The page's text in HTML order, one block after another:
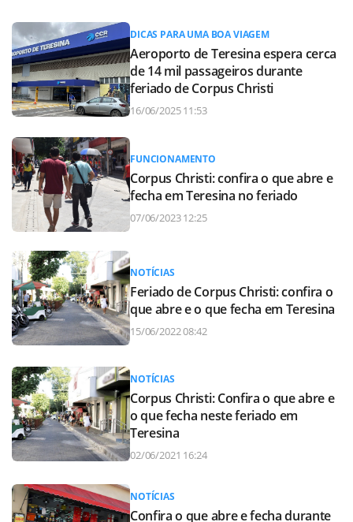
DICAS PARA UMA BOA VIAGEM
Aeroporto de Teresina espera cerca
de 14 mil passageiros durante
feriado de Corpus Christi
16/06/2025 11:53
FUNCIONAMENTO
Corpus Christi: confira o que abre e
fecha em Teresina no feriado
07/06/2023 12:25
NOTÍCIAS
Feriado de Corpus Christi: confira o
que abre e o que fecha em Teresina
15/06/2022 08:42
NOTÍCIAS
Corpus Christi: Confira o que abre e
o que fecha neste feriado em
Teresina
02/06/2021 16:24
NOTÍCIAS
Confira o que abre e fecha durante